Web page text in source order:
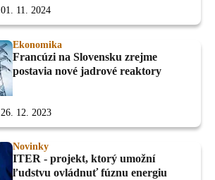
01. 11. 2024
Ekonomika
Francúzi na Slovensku zrejme
postavia nové jadrové reaktory
26. 12. 2023
Novinky
ITER - projekt, ktorý umožní
ľudstvu ovládnuť fúznu energiu